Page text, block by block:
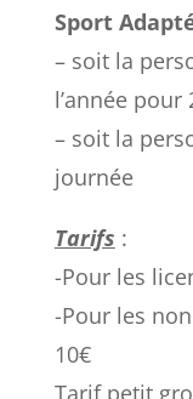
Sport
– soit la
l’année pour
– soit la
journée
Tarifs :
-Pour les
-Pour les
10€
Tarif petit